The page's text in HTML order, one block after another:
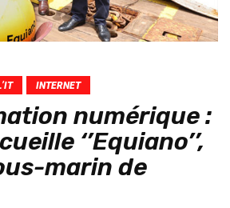
INTERNET
numérique :
‘’Equiano’’,
marin de